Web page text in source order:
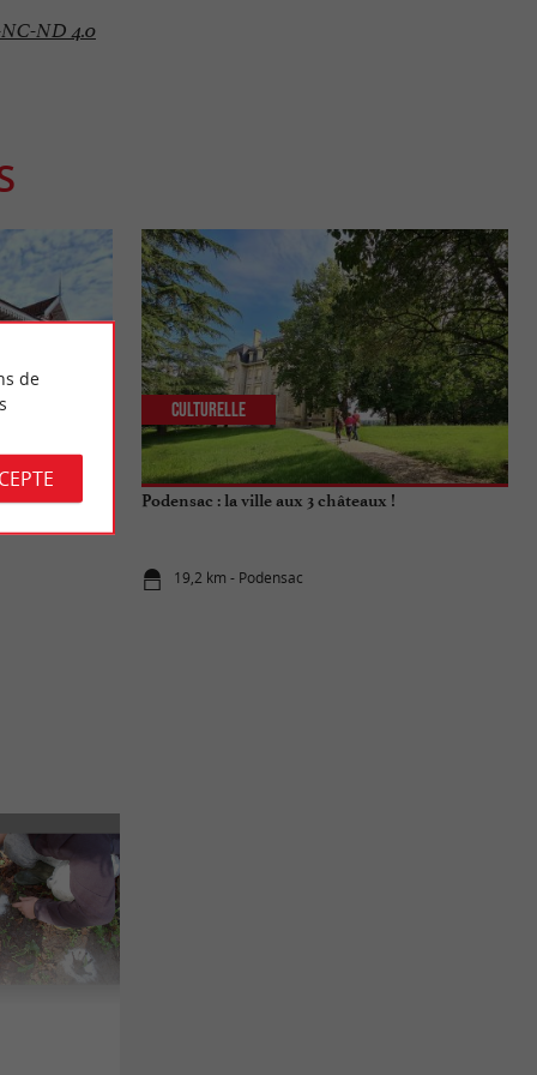
ND 4.0
Lillet,
Podensac : la ville aux 3 châteaux !
19,2 km - Podensac
Culturelle
de